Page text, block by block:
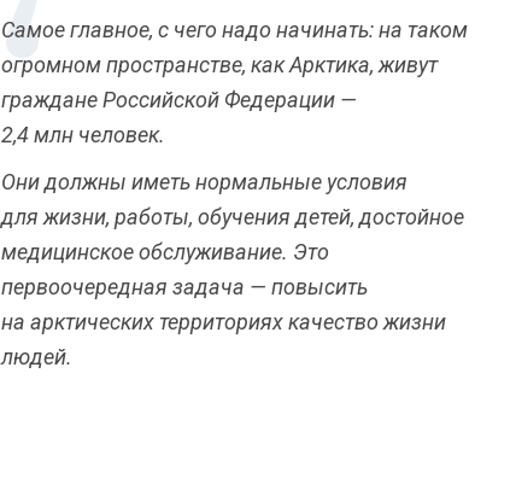
Самое главное, с чего надо начинать: на таком
огромном пространстве, как Арктика, живут
граждане Российской Федерации —
2,4 млн человек.
Они должны иметь нормальные условия
для жизни, работы, обучения детей, достойное
медицинское обслуживание. Это
первоочередная задача — повысить
на арктических территориях качество жизни
людей.